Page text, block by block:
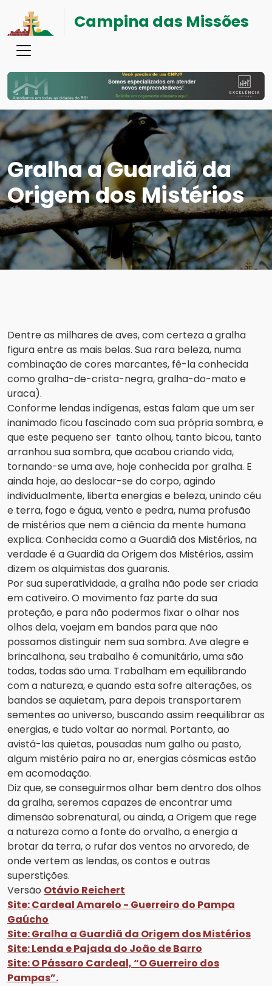
Campina das Missões
Gralha a Guardiã da
Origem dos Mistérios
Dentre as milhares de aves, com certeza a gralha
figura entre as mais belas. Sua rara beleza, numa
combinação de cores marcantes, fê-la conhecida
como gralha-de-crista-negra, gralha-do-mato e
uraca).
Conforme lendas indígenas, estas falam que um ser
inanimado ficou fascinado com sua própria sombra, e
que este pequeno ser tanto olhou, tanto bicou, tanto
arranhou sua sombra, que acabou criando vida,
tornando-se uma ave, hoje conhecida por gralha. E
ainda hoje, ao deslocar-se do corpo, agindo
individualmente, liberta energias e beleza, unindo céu
e terra, fogo e água, vento e pedra, numa profusão
de mistérios que nem a ciência da mente humana
explica. Conhecida como a Guardiã dos Mistérios, na
verdade é a Guardiã da Origem dos Mistérios, assim
dizem os alquimistas dos guaranis.
Por sua superatividade, a gralha não pode ser criada
em cativeiro. O movimento faz parte da sua
proteção, e para não podermos fixar o olhar nos
olhos dela, voejam em bandos para que não
possamos distinguir nem sua sombra. Ave alegre e
brincalhona, seu trabalho é comunitário, uma são
todas, todas são uma. Trabalham em equilibrando
com a natureza, e quando esta sofre alterações, os
bandos se aquietam, para depois transportarem
sementes ao universo, buscando assim reequilibrar as
energias, e tudo voltar ao normal. Portanto, ao
avistá-las quietas, pousadas num galho ou pasto,
algum mistério paira no ar, energias cósmicas estão
em acomodação.
Diz que, se conseguirmos olhar bem dentro dos olhos
da gralha, seremos capazes de encontrar uma
dimensão sobrenatural, ou ainda, a Origem que rege
a natureza como a fonte do orvalho, a energia a
brotar da terra, o rufar dos ventos no arvoredo, de
onde vertem as lendas, os contos e outras
superstições.
Versão Otávio Reichert
Site: Cardeal Amarelo - Guerreiro do Pampa
Gaúcho
Site: Gralha a Guardiã da Origem dos Mistérios
Site: Lenda e Pajada do João de Barro
Site: O Pássaro Cardeal, “O Guerreiro dos
Pampas”.